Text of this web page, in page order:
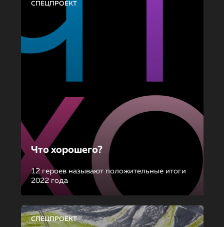
СПЕЦПРОЕКТ
Что хорошего?
12 героев называют положительные итоги
2022 года
СПЕЦПРОЕКТ